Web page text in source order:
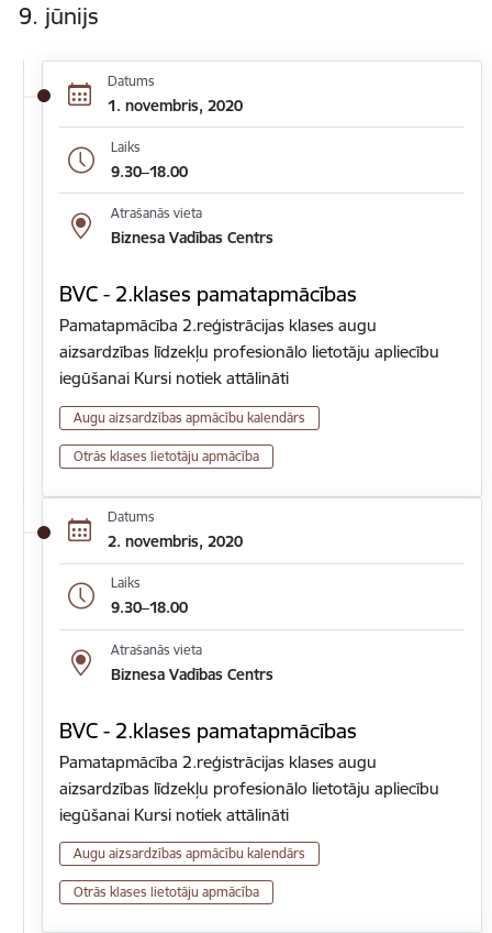
9. jūnijs
Datums
1. novembris, 2020
Laiks
9.30–18.00
Atrašanās vieta
Biznesa Vadības Centrs
BVC - 2.klases pamatapmācības
Pamatapmācība 2.reģistrācijas klases augu
aizsardzības līdzekļu profesionālo lietotāju apliecību
iegūšanai Kursi notiek attālināti
Augu aizsardzības apmācību kalendārs
Otrās klases lietotāju apmācība
Datums
2. novembris, 2020
Laiks
9.30–18.00
Atrašanās vieta
Biznesa Vadības Centrs
BVC - 2.klases pamatapmācības
Pamatapmācība 2.reģistrācijas klases augu
aizsardzības līdzekļu profesionālo lietotāju apliecību
iegūšanai Kursi notiek attālināti
Augu aizsardzības apmācību kalendārs
Otrās klases lietotāju apmācība